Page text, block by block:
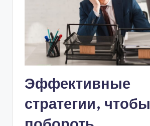
Эффективные
стратегии, чтобы